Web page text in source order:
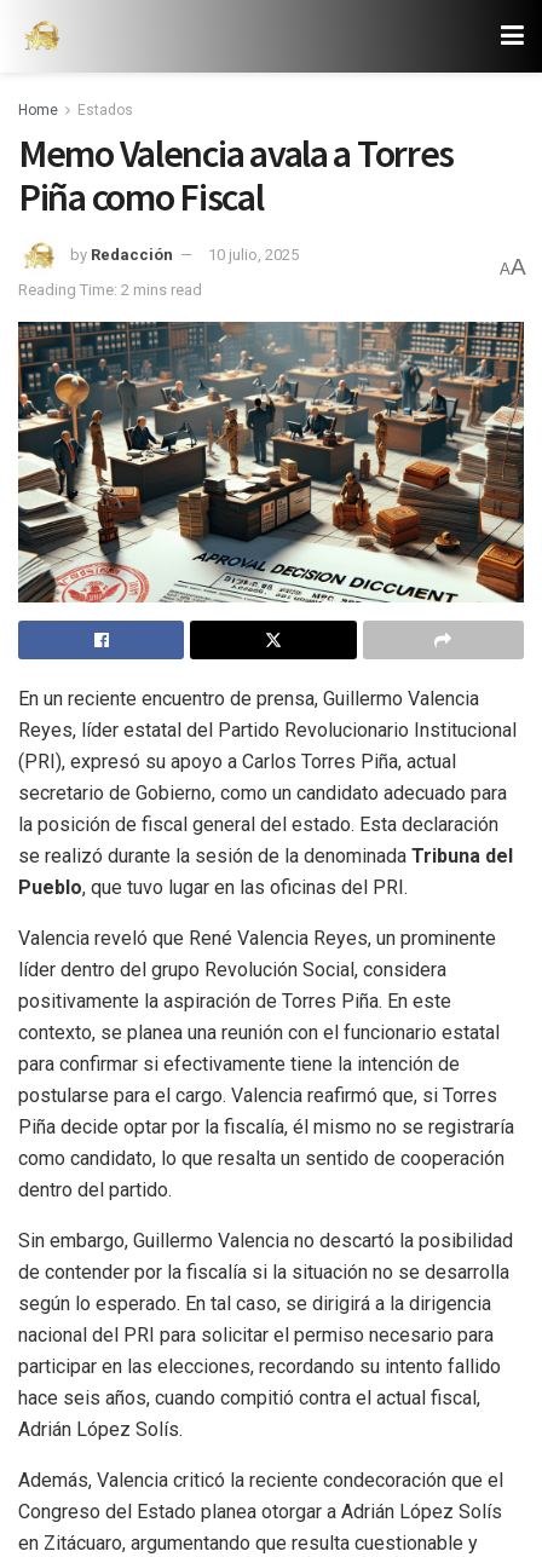
Home Estados
Memo Valencia avala a Torres
Piña como Fiscal
by Redacción
10 julio, 2025
Reading Time: 2 mins read
AA
En un reciente encuentro de prensa, Guillermo Valencia
Reyes, líder estatal del Partido Revolucionario Institucional
(PRI), expresó su apoyo a Carlos Torres Piña, actual
secretario de Gobierno, como un candidato adecuado para
la posición de fiscal general del estado. Esta declaración
se realizó durante la sesión de la denominada Tribuna del
Pueblo, que tuvo lugar en las oficinas del PRI.
Valencia reveló que René Valencia Reyes, un prominente
líder dentro del grupo Revolución Social, considera
positivamente la aspiración de Torres Piña. En este
contexto, se planea una reunión con el funcionario estatal
para confirmar si efectivamente tiene la intención de
postularse para el cargo. Valencia reafirmó que, si Torres
Piña decide optar por la fiscalía, él mismo no se registraría
como candidato, lo que resalta un sentido de cooperación
dentro del partido.
Sin embargo, Guillermo Valencia no descartó la posibilidad
de contender por la fiscalía si la situación no se desarrolla
según lo esperado. En tal caso, se dirigirá a la dirigencia
nacional del PRI para solicitar el permiso necesario para
participar en las elecciones, recordando su intento fallido
hace seis años, cuando compitió contra el actual fiscal,
Adrián López Solís.
Además, Valencia criticó la reciente condecoración que el
Congreso del Estado planea otorgar a Adrián López Solís
en Zitácuaro, argumentando que resulta cuestionable y